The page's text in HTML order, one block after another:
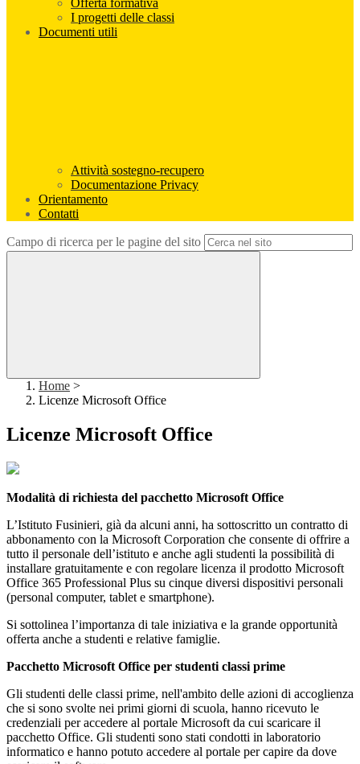
Offerta formativa
I progetti delle classi
Documenti utili
Attività sostegno-recupero
Documentazione Privacy
Orientamento
Contatti
Campo di ricerca per le pagine del sito
Home >
Licenze Microsoft Office
Licenze Microsoft Office
Modalità di richiesta del pacchetto Microsoft Office
L’Istituto Fusinieri, già da alcuni anni, ha sottoscritto un contratto di
abbonamento con la Microsoft Corporation che consente di offrire a
tutto il personale dell’istituto e anche agli studenti la possibilità di
installare gratuitamente e con regolare licenza il prodotto Microsoft
Office 365 Professional Plus su cinque diversi dispositivi personali
(personal computer, tablet e smartphone).
Si sottolinea l’importanza di tale iniziativa e la grande opportunità
offerta anche a studenti e relative famiglie.
Pacchetto Microsoft Office per studenti classi prime
Gli studenti delle classi prime, nell'ambito delle azioni di accoglienza
che si sono svolte nei primi giorni di scuola, hanno ricevuto le
credenziali per accedere al portale Microsoft da cui scaricare il
pacchetto Office. Gli studenti sono stati condotti in laboratorio
informatico e hanno potuto accedere al portale per capire da dove